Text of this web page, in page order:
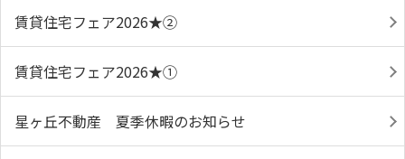
賃貸住宅フェア2026★➁
賃貸住宅フェア2026★①
星ヶ丘不動産 夏季休暇のお知らせ